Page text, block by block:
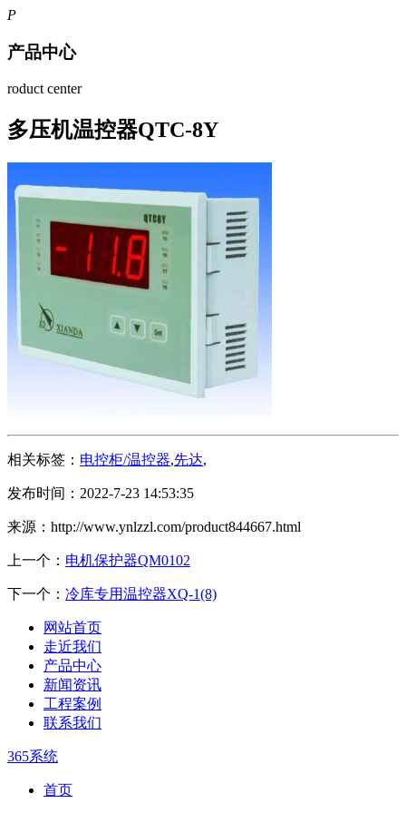
P
产品中心
roduct center
多压机温控器QTC-8Y
相关标签： 电控柜/温控器,先达,
发布时间：2022-7-23 14:53:35
来源：http://www.ynlzzl.com/product844667.html
上一个： 电机保护器QM0102
下一个： 冷库专用温控器XQ-1(8)
网站首页
走近我们
产品中心
新闻资讯
工程案例
联系我们
365系统
首页